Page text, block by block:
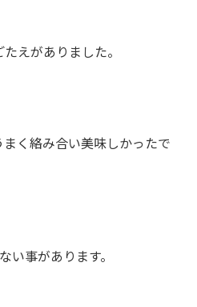
えがありました。
く絡み合い美味しかったで
い事があります。